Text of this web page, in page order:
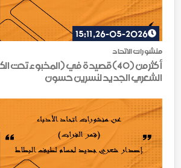
منشورات الاتحاد
26-05-2026, 15:11
أكثر من (40)قصيدة في (المخبوء تحت
الشعري الجديد لنسرين حسون